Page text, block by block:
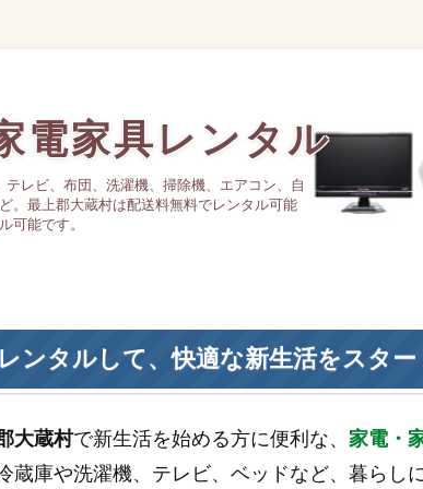
電家具レンタル
レビ、布団、洗濯機、掃除機、エアコン、自
。最上郡大蔵村は配送料無料でレンタル可能
可能です。
ンタルして、快適な新生活をスター
大蔵村で新生活を始める方に便利な、家電・
蔵庫や洗濯機、テレビ、ベッドなど、暮らし